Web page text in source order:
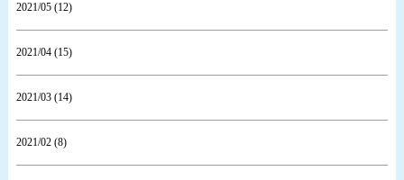
2021/05 (12)
2021/04 (15)
2021/03 (14)
2021/02 (8)